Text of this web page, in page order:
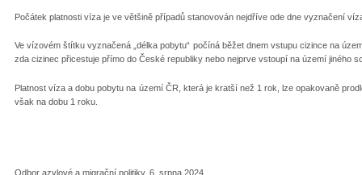
Počátek platnosti víza je ve většině případů stanovován nejdříve ode dne vyznačení
Ve vízovém štítku vyznačená „délka pobytu“ počíná běžet dnem vstupu cizince na
zda cizinec přicestuje přímo do České republiky nebo nejprve vstoupí na území jiného
Platnost víza a dobu pobytu na území ČR, která je kratší než 1 rok, lze opakovaně
však na dobu 1 roku.
Odbor azylové a migrační politiky, 6. srpna 2024